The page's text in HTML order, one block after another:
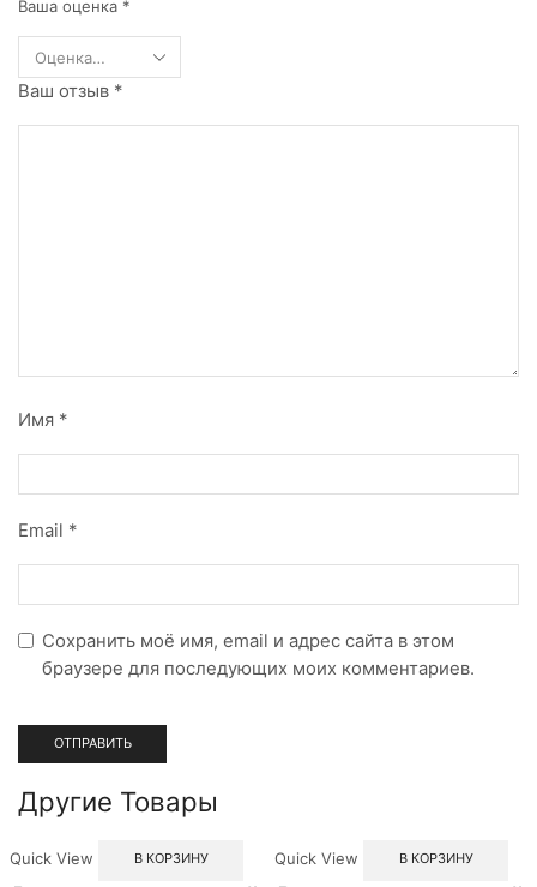
Ваша оценка *
Ваш отзыв *
Имя *
Email *
Сохранить моё имя, email и адрес сайта в этом
браузере для последующих моих комментариев.
Другие Товары
Quick View В КОРЗИНУ Quick View В КОРЗИНУ